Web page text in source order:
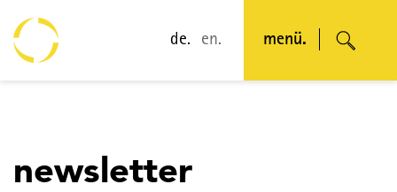
de. en. menü.
newsletter